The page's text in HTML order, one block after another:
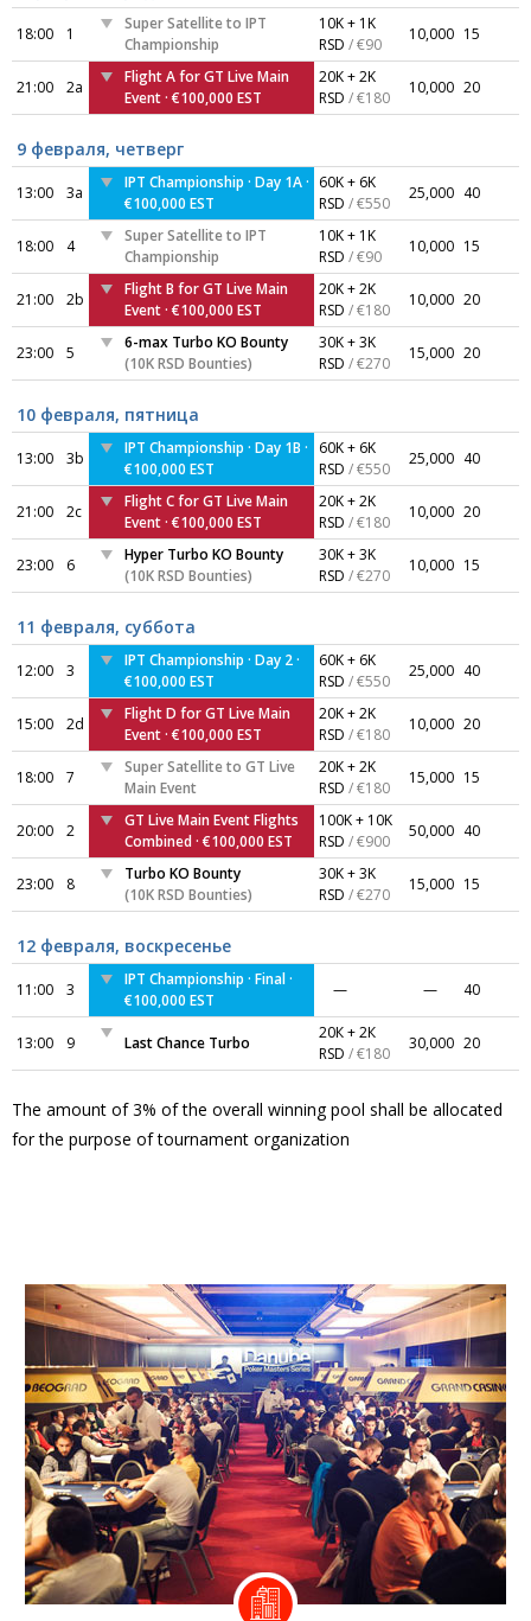
18:00 1
Super Satellite to IPT
Championship
10K + 1K
RSD / €90
10,000 15
21:00 2a
Flight A for GT Live Main
Event · €100,000 EST
20K + 2K
RSD / €180
10,000 20
9 февраля, четверг
13:00 3a
IPT Championship · Day 1A ·
€100,000 EST
60K + 6K
RSD / €550
25,000 40
18:00 4
Super Satellite to IPT
Championship
10K + 1K
RSD / €90
10,000 15
21:00 2b
Flight B for GT Live Main
Event · €100,000 EST
20K + 2K
RSD / €180
10,000 20
23:00 5
6-max Turbo KO Bounty
(10K RSD Bounties)
30K + 3K
RSD / €270
15,000 20
10 февраля, пятница
13:00 3b
IPT Championship · Day 1B ·
€100,000 EST
60K + 6K
RSD / €550
25,000 40
21:00 2c
Flight C for GT Live Main
Event · €100,000 EST
20K + 2K
RSD / €180
10,000 20
23:00 6
Hyper Turbo KO Bounty
(10K RSD Bounties)
30K + 3K
RSD / €270
10,000 15
11 февраля, суббота
12:00 3
IPT Championship · Day 2 ·
€100,000 EST
60K + 6K
RSD / €550
25,000 40
15:00 2d
Flight D for GT Live Main
Event · €100,000 EST
20K + 2K
RSD / €180
10,000 20
18:00 7
Super Satellite to GT Live
Main Event
20K + 2K
RSD / €180
15,000 15
20:00 2
GT Live Main Event Flights
Combined · €100,000 EST
100K + 10K
RSD / €900
50,000 40
23:00 8
Turbo KO Bounty
(10K RSD Bounties)
30K + 3K
RSD / €270
15,000 15
12 февраля, воскресенье
11:00 3
IPT Championship · Final ·
€100,000 EST
— — 40
13:00 9 Last Chance Turbo
20К + 2К
RSD / €180
30,000 20
The amount of 3% of the overall winning pool shall be allocated
for the purpose of tournament organization